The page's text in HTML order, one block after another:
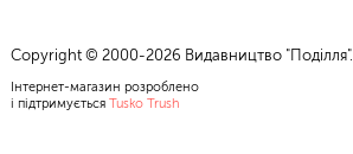
Copyright © 2000-2026 Видавництво
Інтернет-магазин розроблено
і підтримується Tusko Trush